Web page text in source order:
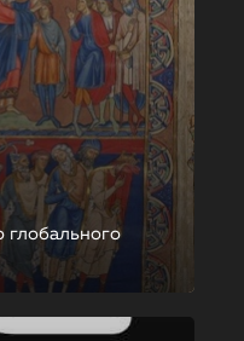
глобального